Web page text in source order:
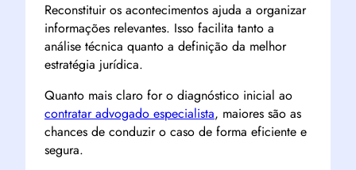
Reconstituir os acontecimentos ajuda a organizar
informações relevantes. Isso facilita tanto a
análise técnica quanto a definição da melhor
estratégia jurídica.
Quanto mais claro for o diagnóstico inicial ao
contratar advogado especialista, maiores são as
chances de conduzir o caso de forma eficiente e
segura.